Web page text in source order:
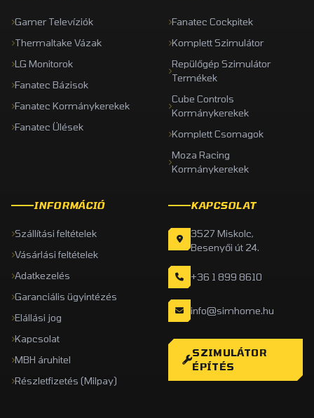
Gamer Televíziók
Thermaltake Vázak
LG Monitorok
Fanatec Bázisok
Fanatec Kormánykerekek
Fanatec Ülések
Fanatec Cockpitek
Komplett Szimulátor
Repülőgép Szimulátor
Termékek
Cube Controls
Kormánykerekek
Komplett Csomagok
Moza Racing
Kormánykerekek
INFORMÁCIÓ
Szállítási feltételek
Vásárlási feltételek
Adatkezelés
Garanciális ügyintézés
Elállási jog
Kapcsolat
MBH áruhitel
Részletfizetés (Milpay)
KAPCSOLAT
3527 Miskolc,
Besenyői út 24.
+36 1 899 8610
info@simhome.hu
SZIMULÁTOR
ÉPÍTÉS